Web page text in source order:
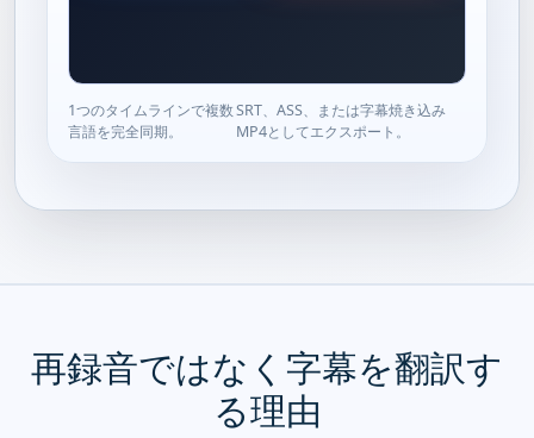
1つのタイムラインで複数
言語を完全同期。
SRT、ASS、または字幕焼き込み
MP4としてエクスポート。
再録音ではなく字幕を翻訳す
る理由